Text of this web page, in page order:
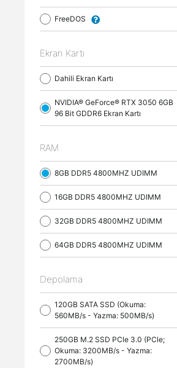
FreeDOS
Ekran Kartı
Dahili Ekran Kartı
NVIDIA® GeForce® RTX 3050 6GB
96 Bit GDDR6 Ekran Kartı
RAM
8GB DDR5 4800MHZ UDIMM
16GB DDR5 4800MHZ UDIMM
32GB DDR5 4800MHZ UDIMM
64GB DDR5 4800MHZ UDIMM
Depolama
120GB SATA SSD (Okuma:
560MB/s - Yazma: 500MB/s)
250GB M.2 SSD PCle 3.0 (PCle;
Okuma: 3200MB/s - Yazma:
2700MB/s)